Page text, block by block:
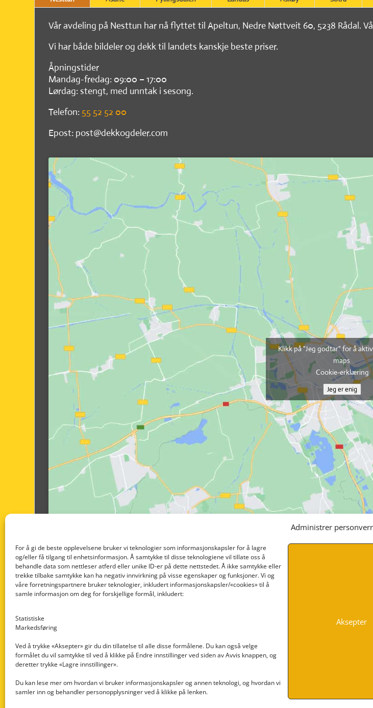
Administrer
For å gi de beste opplevelsene bruker vi teknologier som informasjonskapsler for å lagre
og/eller få tilgang til enhetsinformasjon. Å samtykke til disse teknologiene vil tillate oss å
behandle data som nettleser atferd eller unike ID-er på dette nettstedet. Å ikke samtykke eller
trekke tilbake samtykke kan ha negativ innvirkning på visse egenskaper og funksjoner. Vi og
våre forretningspartnere bruker teknologier, inkludert informasjonskapsler/«cookies» til å
samle informasjon om deg for forskjellige formål, inkludert:
Statistiske
Markedsføring
Ved å trykke «Aksepter» gir du din tillatelse til alle disse formålene. Du kan også velge
formålet du vil samtykke til ved å klikke på Endre innstillinger ved siden av Avvis knappen, og
deretter trykke «Lagre innstillinger».
Du kan lese mer om hvordan vi bruker informasjonskapsler og annen teknologi, og hvordan vi
samler inn og behandler personopplysninger ved å klikke på lenken.
Aksepter
Vår avdeling på Nesttun har nå flyttet til Apeltun, Nedre Nøttveit 60, 5238 Rådal.
Vi har både bildeler og dekk til landets kanskje beste priser.
Åpningstider
Mandag-fredag: 09:00 – 17:00
Lørdag: stengt, med unntak i sesong.
Telefon: 55 52 52 00
Epost: post@dekkogdeler.com
Klikk på "Jeg godtar" for å
maps
Cookie-erklæring
Jeg er enig
Nedre Nøttveit 60, 5238 Rådal
Email: post@dekkogdeler.com
Org. nr: 996430022
INFORMASJON